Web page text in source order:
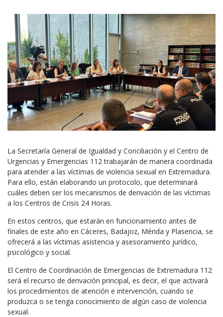
La Secretaría General de Igualdad y Conciliación y el Centro de
Urgencias y Emergencias 112 trabajarán de manera coordinada
para atender a las víctimas de violencia sexual en Extremadura.
Para ello, están elaborando un protocolo, que determinará
cuáles deben ser los mecanismos de derivación de las víctimas
a los Centros de Crisis 24 Horas.
En estos centros, que estarán en funcionamiento antes de
finales de este año en Cáceres, Badajoz, Mérida y Plasencia, se
ofrecerá a las víctimas asistencia y asesoramiento jurídico,
psicológico y social.
El Centro de Coordinación de Emergencias de Extremadura 112
será el recurso de derivación principal, es decir, el que activará
los procedimientos de atención e intervención, cuando se
produzca o se tenga conocimiento de algún caso de violencia
sexual.